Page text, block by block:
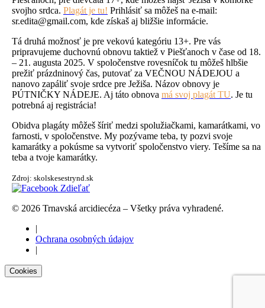
svojho srdca. Plagát je tu! Prihlásiť sa môžeš na e-mail:
sr.edita@gmail.com, kde získaš aj bližšie informácie.
Tá druhá možnosť je pre vekovú kategóriu 13+. Pre vás
pripravujeme duchovnú obnovu taktiež v Piešťanoch v čase od 18.
– 21. augusta 2025. V spoločenstve rovesníčok tu môžeš hlbšie
prežiť prázdninový čas, putovať za VEČNOU NÁDEJOU a
nanovo zapáliť svoje srdce pre Ježiša. Názov obnovy je
PÚTNIČKY NÁDEJE. Aj táto obnova má svoj plagát TU. Je tu
potrebná aj registrácia!
Obidva plagáty môžeš šíriť medzi spolužiačkami, kamarátkami, vo
farnosti, v spoločenstve. My pozývame teba, ty pozvi svoje
kamarátky a pokúsme sa vytvoriť spoločenstvo viery. Tešíme sa na
teba a tvoje kamarátky.
Zdroj: skolskesestrynd.sk
Zdieľať
© 2026 Trnavská arcidiecéza – Všetky práva vyhradené.
|
Ochrana osobných údajov
|
Cookies